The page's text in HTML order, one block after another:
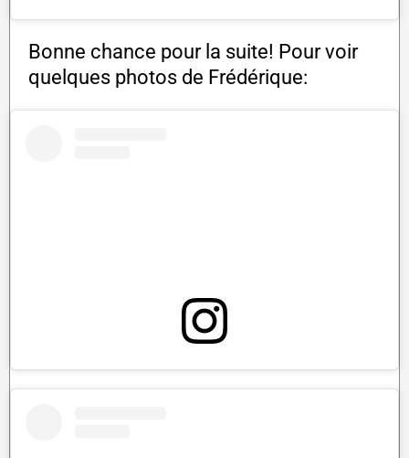
Bonne chance pour la suite! Pour voir
quelques photos de Frédérique: